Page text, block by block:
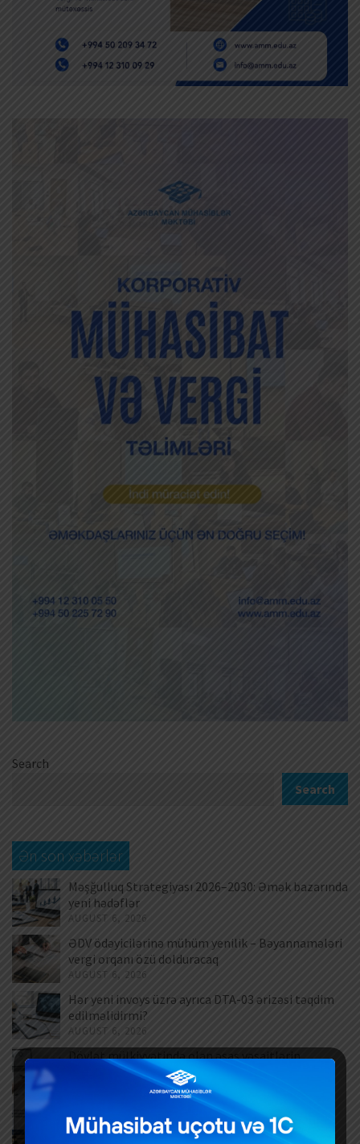
Search
Search
Ən son xəbərlər
Məşğulluq Strategiyası 2026–2030: Əmək bazarında
yeni hədəflər
AUGUST 6, 2026
ƏDV ödəyicilərinə mühüm yenilik – Bəyannamələri
vergi orqanı özü dolduracaq
AUGUST 6, 2026
Hər yeni invoys üzrə ayrıca DTA-03 ərizəsi təqdim
edilməlidirmi?
AUGUST 6, 2026
Dövlət mülkiyyətində olan əsas vəsaitlərin
verilməsi qaydası dəyişib
Əlilliyi olan işçinin əmək müqaviləsinə xitam
verilməsi